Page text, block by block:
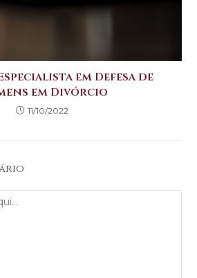
em Defesa de
em Divórcio
11/10/2022